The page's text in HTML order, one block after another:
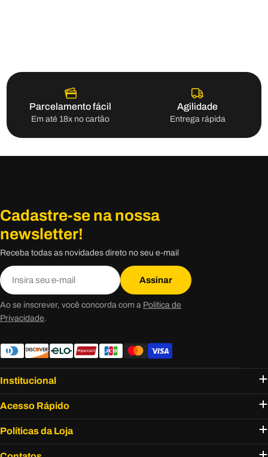
Parcelamento fácil
Em até 18x no cartão
Agilidade
Entrega rápida
Cadastre-se na nossa
newsletter!
Receba todas as novidades direto no seu e-mail
E-
mail
Assinar
Ao se inscrever, você concorda com a Política de
Privacidade.
Institucional
Acesso Rápido
Políticas da Loja